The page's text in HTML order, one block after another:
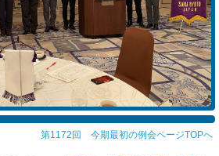
第1172回 今期最初の例会ページTOPへ